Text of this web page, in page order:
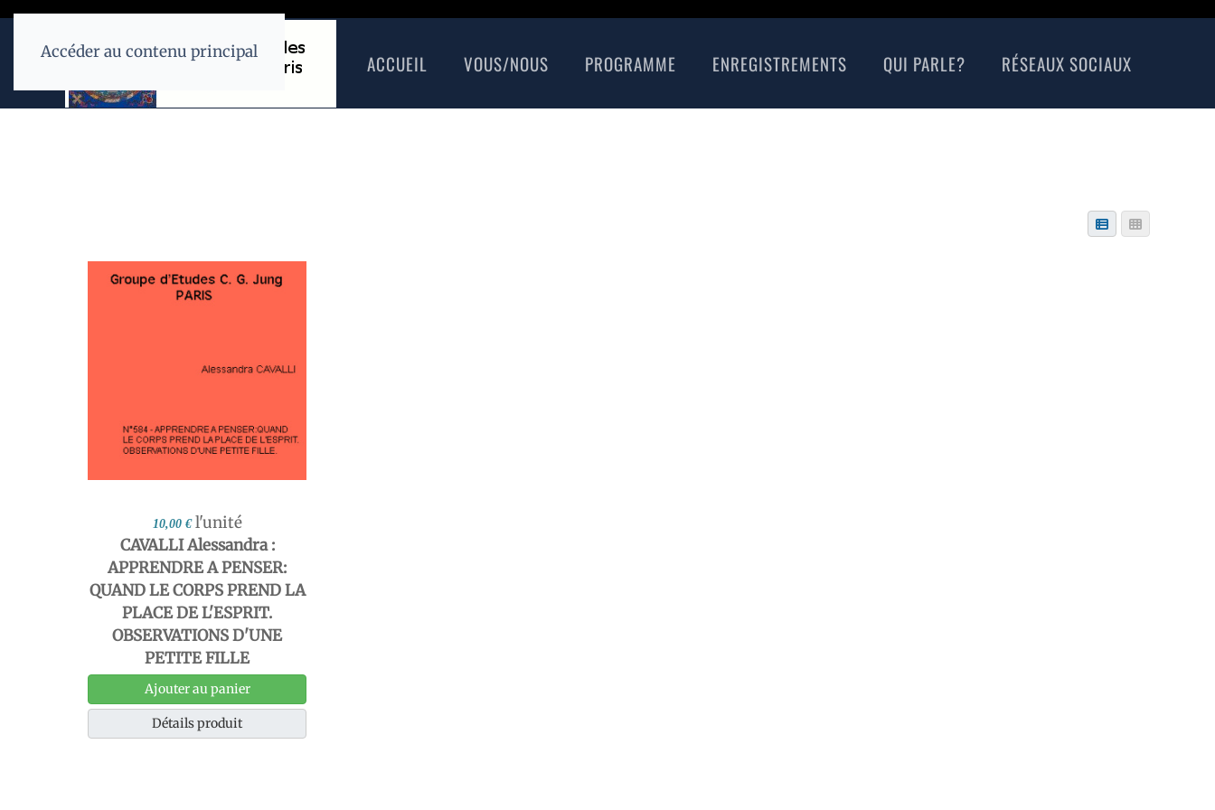
Accéder au contenu principal ACCUEIL VOUS/NOUS PROGRAMME ENREGISTREMENTS QUI PARLE? RÉSEAUX SOCIAUX
10,00 € l'unité
CAVALLI Alessandra :
APPRENDRE A PENSER:
QUAND LE CORPS PREND LA
PLACE DE L'ESPRIT.
OBSERVATIONS D'UNE
PETITE FILLE
Ajouter au panier
Détails produit